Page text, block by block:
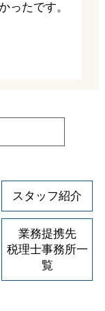
ったです。
スタッフ紹介
業務提携先
税理士事務所一
覧